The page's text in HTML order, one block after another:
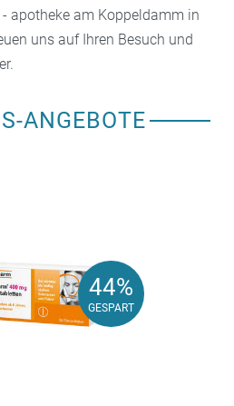
apotheke am Koppeldamm in
uns auf Ihren Besuch und
ANGEBOTE
44%
GESPART
44%
GESPART